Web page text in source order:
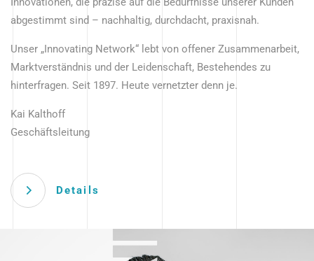
abgestimmt sind – nachhaltig, durchdacht, praxisnah.
Unser „Innovating Network“ lebt von offener Zusammenarbeit,
Marktverständnis und der Leidenschaft, Bestehendes zu
hinterfragen. Seit 1897. Heute vernetzter denn je.
Kai Kalthoff
Geschäftsleitung
Details